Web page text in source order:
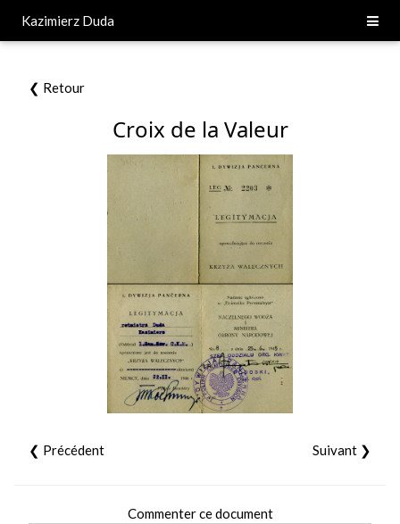
Kazimierz Duda
❮ Retour
Croix de la Valeur
❮ Précédent Suivant ❯
Commenter ce document